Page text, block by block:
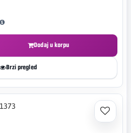
Dodaj u korpu
Brzi pregled